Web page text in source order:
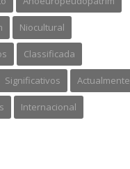
Niocultural
Classificada
Significativos Actualmente
Internacional